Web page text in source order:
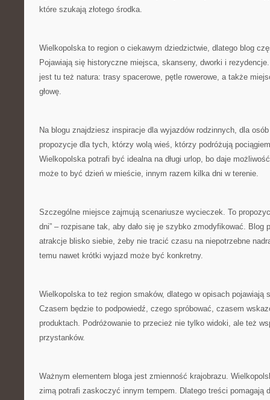
które szukają złotego środka.
Wielkopolska to region o ciekawym dziedzictwie, dlatego blog
Pojawiają się historyczne miejsca, skanseny, dworki i
jest tu też natura: trasy spacerowe, pętle rowerowe, a także
głowę.
Na blogu znajdziesz inspiracje dla wyjazdów rodzinnych, dla
propozycje dla tych, którzy wolą wieś, którzy podróżują
Wielkopolska potrafi być idealna na długi urlop, bo daje
może to być dzień w mieście, innym razem kilka dni w terenie.
Szczególne miejsce zajmują scenariusze wycieczek. To
dni” – rozpisane tak, aby dało się je szybko zmodyfikować. Blog
atrakcje blisko siebie, żeby nie tracić czasu na niepotrzebne
temu nawet krótki wyjazd może być konkretny.
Wielkopolska to też region smaków, dlatego w opisach pojawiają
Czasem będzie to podpowiedź, czego spróbować, czasem
produktach. Podróżowanie to przecież nie tylko widoki, ale też
przystanków.
Ważnym elementem bloga jest zmienność krajobrazu.
zimą potrafi zaskoczyć innym tempem. Dlatego treści pomagają